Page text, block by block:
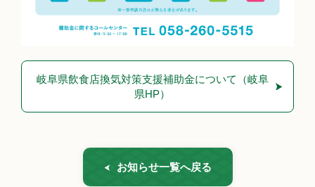
岐阜県飲食店換気対策支援補助金について（岐阜
県HP）
お知らせ一覧へ戻る